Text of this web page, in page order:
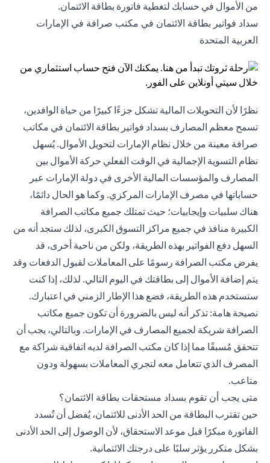
من الأموال في حسابك لتغطية فاتورة بطاقة الائتمان.
سداد فواتير بطاقة الائتمان في مكتب صرافة في الإمارات
العربية المتحدة
نظرًا لأن التحويلات المالية تشكل جزءًا كبيرًا من حياة الوافدين،
تسمح معظم المصارف بسداد فواتير بطاقة الائتمان في مكاتب
صرافة معينة من خلال نظام الإمارات لتحويل الأموال. يُسهل
نظام التسوية الإجمالية في الوقت الفعلي حركة الأموال بين
المصارف والمؤسسات المالية الأخرى في دولة الإمارات عبر
حساباتها في مصرف الإمارات المركزي. وكما هو الحال دائمًا،
هناك سلبيات وإيجابيات؛ حيث تمتلك جميع مكاتب الصرافة
الكبيرة منافذ في جميع مراكز التسوق الكبرى، لذلك ستجد أنه من
السهل دفع الفواتير بهذه الطريقة، ولكن من ناحية أخرى، قد
يفرض مكتب الصرافة رسومًا على المعاملات لقبول الدفعات وقد
يتم إضافة الأموال إلى بطاقتك في اليوم التالي. لذلك، إذا كنت
ستستخدم هذه الطريقة، فضع هذا الإطار الزمني في اعتبارك.
نصيحة هامة: تذكر أنه ليس بالضرورة أن تكون جميع مكاتب
الصرافة شريكة لجميع المصارف في الإمارات. وبالتالي، يجب أن
تتحقق مُسبقًا مما إذا كان مكتب الصرافة لديه اتفاقية شراكة مع
المصرف الذي تتعامل معه لتجري المعاملات بسهولة ودون
متاعب.
متى يجب أن تقوم بسداد مستحقات بطاقة الائتمان؟
حين تقترب البطاقة من الحد الأدنى للائتمان، يُفضل أن تُسدد
الفاتورة مبكرًا قبل موعد الاستحقاق، لأن الوصول إلى الحد الأدنى
بشكل متكرر يؤثر سلبًا على درجتك الائتمانية.